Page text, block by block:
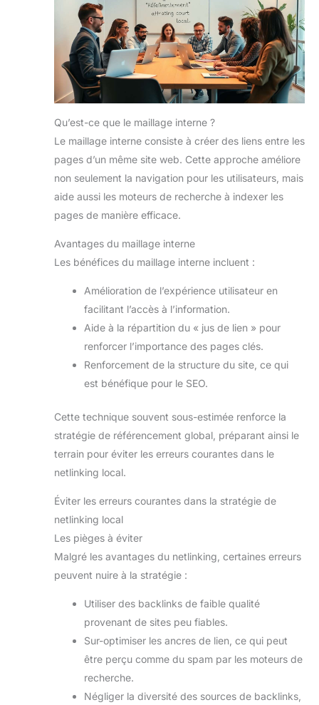
Qu’est-ce que le maillage interne ?
Le maillage interne consiste à créer des liens entre les
pages d’un même site web. Cette approche améliore
non seulement la navigation pour les utilisateurs, mais
aide aussi les moteurs de recherche à indexer les
pages de manière efficace.
Avantages du maillage interne
Les bénéfices du maillage interne incluent :
Amélioration de l’expérience utilisateur en
facilitant l’accès à l’information.
Aide à la répartition du « jus de lien » pour
renforcer l’importance des pages clés.
Renforcement de la structure du site, ce qui
est bénéfique pour le SEO.
Cette technique souvent sous-estimée renforce la
stratégie de référencement global, préparant ainsi le
terrain pour éviter les erreurs courantes dans le
netlinking local.
Éviter les erreurs courantes dans la stratégie de
netlinking local
Les pièges à éviter
Malgré les avantages du netlinking, certaines erreurs
peuvent nuire à la stratégie :
Utiliser des backlinks de faible qualité
provenant de sites peu fiables.
Sur-optimiser les ancres de lien, ce qui peut
être perçu comme du spam par les moteurs de
recherche.
Négliger la diversité des sources de backlinks,